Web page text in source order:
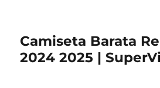
Camiseta Barata
2024 2025 |